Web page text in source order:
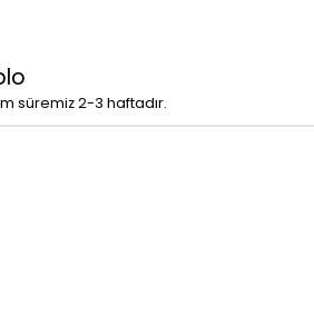
süremiz 2-3 haftadır.